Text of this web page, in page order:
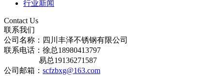
行业新闻
Contact Us
联系我们
公司名称：四川丰泽不锈钢有限公司
联系电话：徐总18980413797
易总19136271587
公司邮箱： scfzbxg@163.com